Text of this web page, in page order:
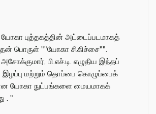
புத்தகத்தின் அட்டைப்படமாகத்
பொருள் ""யோகா சிகிச்சை"".
பி.எச்.டி. எழுதிய இந்தப்
இழப்பு மற்றும் தொப்பை கொழுப்பைக்
யோகா நுட்பங்களை மையமாகக்
. "